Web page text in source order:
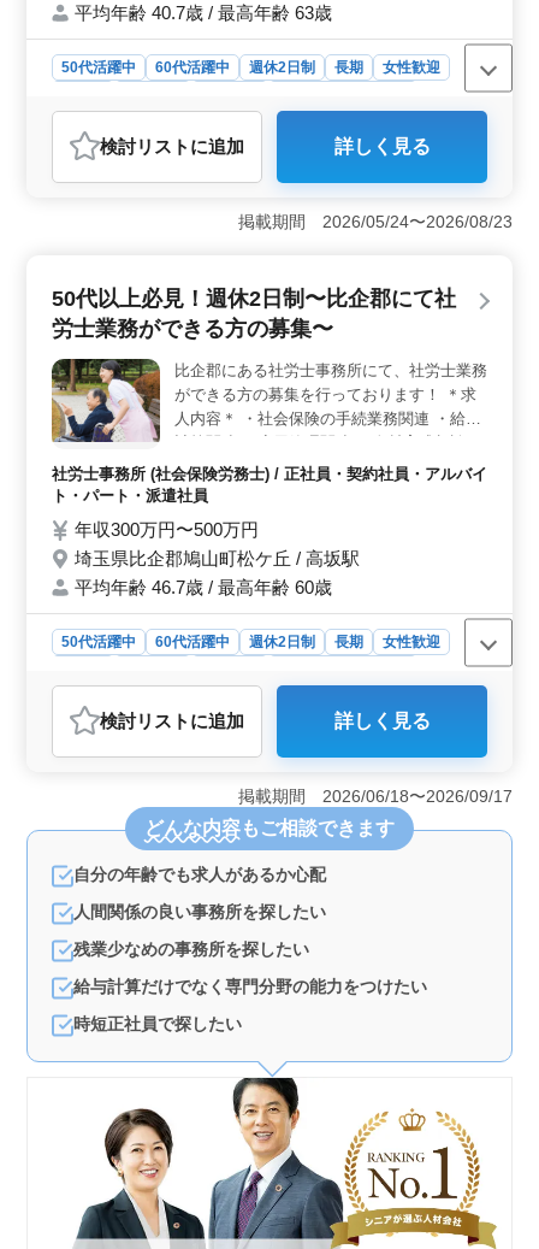
平均年齢 40.7歳 / 最高年齢 63歳
50代活躍中 60代活躍中 週休2日制 長期
女性歓迎
おすすめポイント
＜働きやすさとプライベート充実＞ 比企郡鳩山町の社
労士事務所が、社会保険労務士の経験者を募集していま
す。給与計算や雇用管理、労務トラブル対応まで幅広い
が整っています。 ＜経験者歓迎・キャリアアップの
場＞ 50代以上のベテラン社労士の経験を大切にしてお
経験者なら、即戦力として期待されます。業務全般を通
じてスキルアップし、キャリアを築けるチャンスが豊富
です。 ＜充実の福利厚生＞ 社会保険完備、実費支
給の通勤手当など待遇も充実しています。給与は年収350
万円〜600万円程度で、頑張りに見合った報酬が期待でき
ます。将来にわたり、充実感あるキャリアを描ける環境
が整っています。ぜひお問い合わせをお待ちしていま
す。
検討リスト に追加 詳しく見る
掲載期間 2026/05/24〜2026/08/23
50代以上必見！週休2日制〜比企郡にて社
労士業務ができる方の募集〜
比企郡にある社労士事務所にて、社労士業務
ができる方の募集を行っております！ ＊求
人内容＊ ・社会保険の手続業務関連 ・給与
計算関連 ・雇用管理関連 ・人材育成相談 ・
人材制度制定 ・労務トラブル対応 ・就業規
則作成 ・助成金業務 備考 ・完全週休2日制
代の採用実績あり 50代以上のベテラン層の
採用活動、積極的に行っております☆ まず
お気軽にお問い合わせください♪
社労士事務所 (社会保険労務士) / 正社員・契約社員・アルバイ
ト・パート・派遣社員
年収300万円〜500万円
埼玉県比企郡鳩山町松ケ丘 / 高坂駅
平均年齢 46.7歳 / 最高年齢 60歳
50代活躍中 60代活躍中 週休2日制 長期
女性歓迎
おすすめポイント
＜ベテランに贈るチャンス＞ 50代以上の方々に最適な
週休2日制の求人です。経験を活かしながら、安定した環
境で長く働ける機会です。経験豊富な方々の知識やスキ
ルが、チームに大きな価値をもたらします。これまでの
経験を活かして、新たなキャリアを築いてみません
か？ ＜多岐にわたる業務内容＞ 社会保険手続きか
ら労務トラブル対応まで、幅広い業務に携われます。経
験豊富な方々の知識とスキルが活かされる環境です。さ
まざまな業務に挑戦し、自身のスキルをさらに磨いてい
を実感できるでしょう。また、チーム全体が協力し合
い、共に成長していく風土があります。 ＜アクセス
良好な環境＞ 高坂駅から近く、通勤もスムーズです。
地域に根ざした社労士事務所で、地域の方々に貢献でき
る仕事です。仕事とプライベートの両立がしやすい環境
で、充実した日々を送ることができます。さらに、周囲
の自然環境も美しく、リフレッシュできる場所でもあり
検討リスト に追加 詳しく見る
掲載期間 2026/06/18〜2026/09/17
どんな内容もご相談できます
自分の年齢でも求人があるか心配
人間関係の良い事務所を探したい
残業少なめの事務所を探したい
給与計算だけでなく専門分野の能力をつけたい
時短正社員で探したい